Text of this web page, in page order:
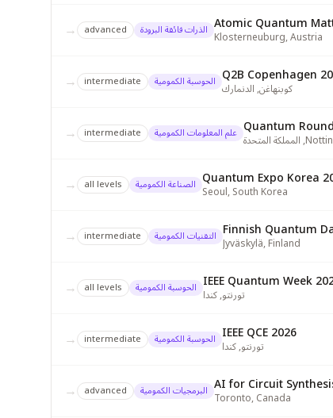
Atomic Quantum
Klosterneuburg,Austria الذرات فائقة البرودة advanced
→
Q2B Copenhagen
كوبنهاغن,الدنمارك الحوسبة الكمومية intermediate
→
Quantum
,المملكة المتحدة علم المعلومات الكمومية intermediate
→
Quantum Expo Korea
Seoul,South Korea الصناعة الكمومية all levels
→
Finnish Quantum
Jyväskylä,Finland التقنيات الكمومية intermediate
→
IEEE Quantum Week
تورنتو,كندا الحوسبة الكمومية all levels
→
IEEE QCE 2026
تورنتو,كندا الحوسبة الكمومية intermediate
→
AI for Circuit
Toronto,Canada البرمجيات الكمومية advanced
→